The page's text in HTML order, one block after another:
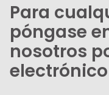
Para
póngase
nosotros
electrónico